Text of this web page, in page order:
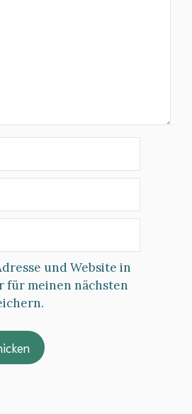
und Website in
für meinen nächsten